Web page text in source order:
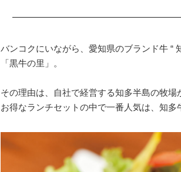
バンコクにいながら、愛知県のブランド牛 “
「黒牛の里」。
その理由は、自社で経営する知多半島の牧場
お得なランチセットの中で一番人気は、知多